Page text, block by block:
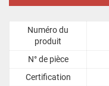
Numéro du
produit
N° de pièce
Certification